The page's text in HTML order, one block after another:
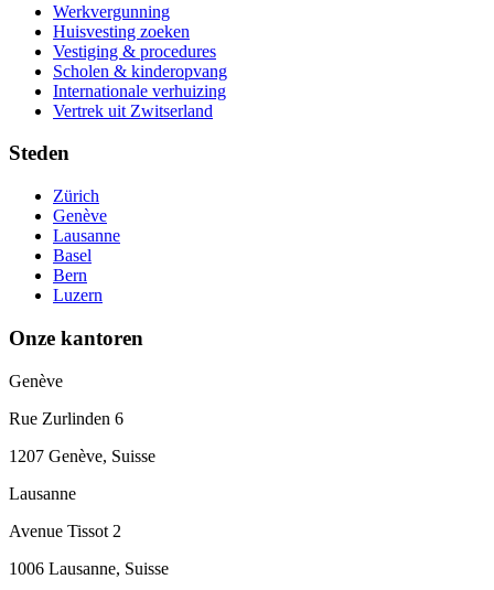
Werkvergunning
Huisvesting zoeken
Vestiging & procedures
Scholen & kinderopvang
Internationale verhuizing
Vertrek uit Zwitserland
Steden
Zürich
Genève
Lausanne
Basel
Bern
Luzern
Onze kantoren
Genève
Rue Zurlinden 6
1207 Genève, Suisse
Lausanne
Avenue Tissot 2
1006 Lausanne, Suisse